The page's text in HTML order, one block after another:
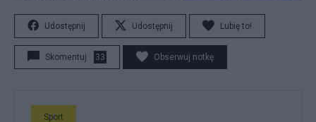
Udostępnij Udostępnij Lubię to!
Skomentuj 33 Obserwuj notkę
Sport